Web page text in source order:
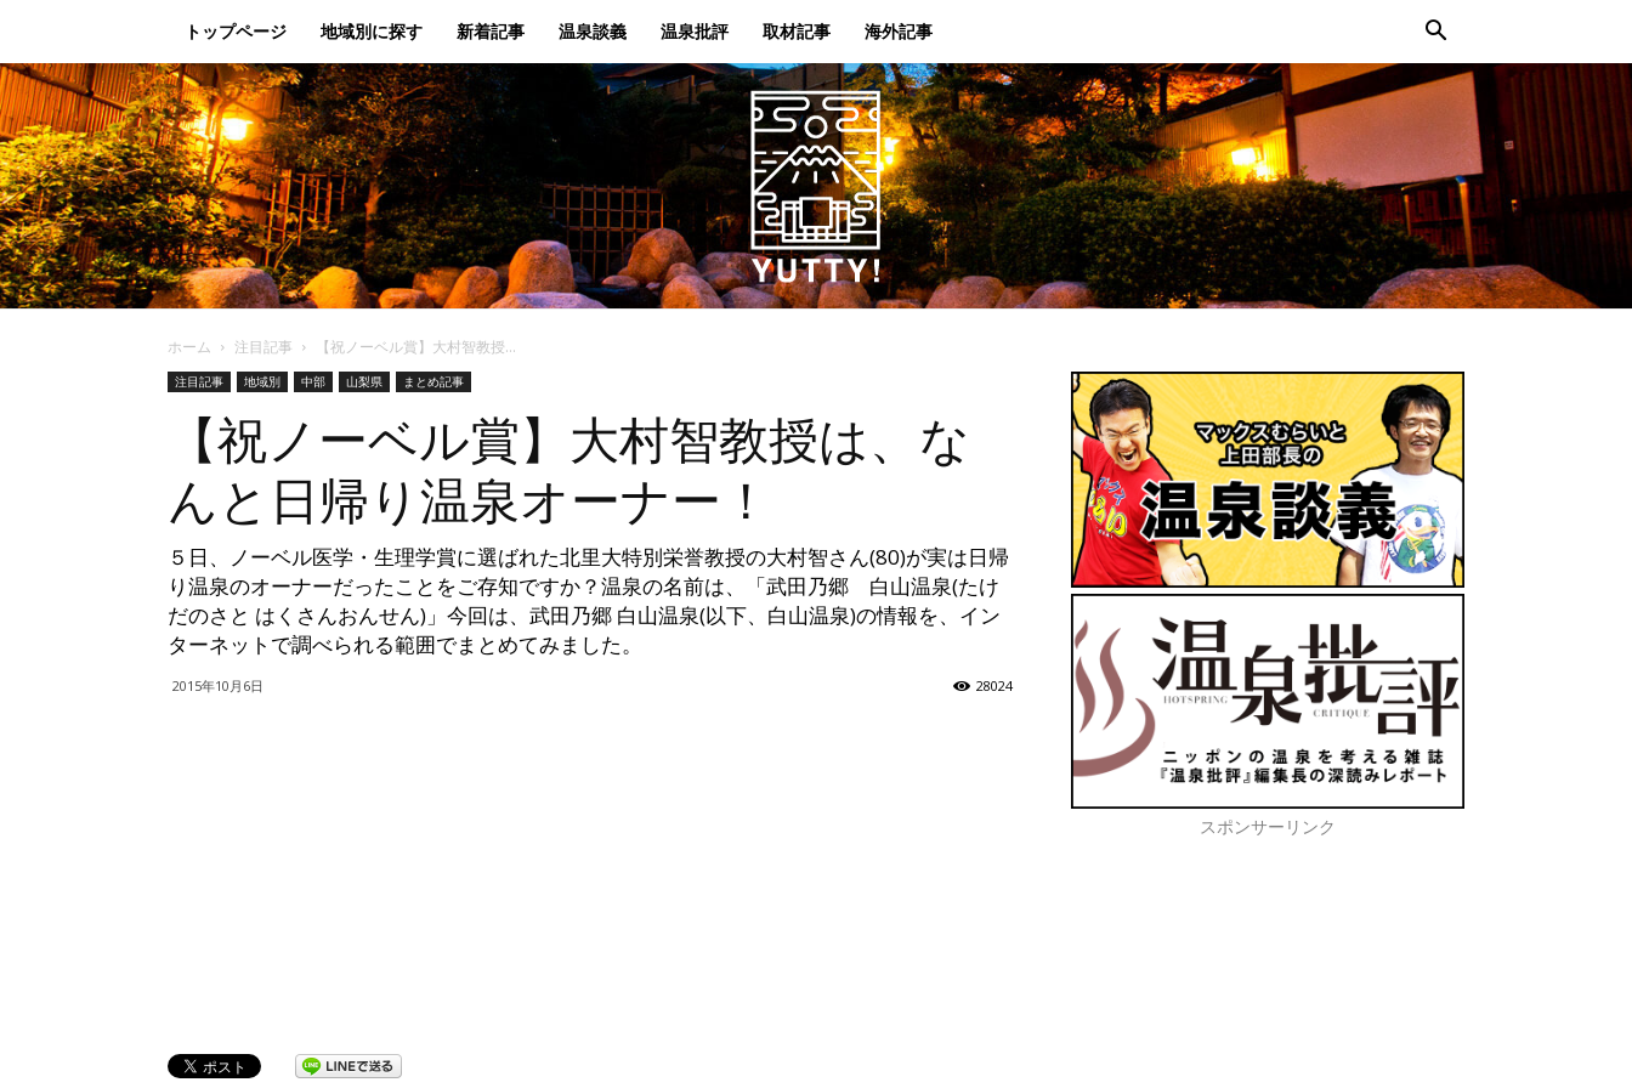
トップページ 地域別に探す 新着記事 温泉談義 温泉批評 取材記事 海外記事
【ユ
ホーム 注目記事 【祝ノーベル賞】大村智教授...
注目記事 地域別 中部 山梨県 まとめ記事
【祝ノーベル賞】大村智教授は、な
んと日帰り温泉オーナー！
５日、ノーベル医学・生理学賞に選ばれた北里大特別栄誉教授の大村智さん(80)が実は日帰
り温泉のオーナーだったことをご存知ですか？温泉の名前は、「武田乃郷 白山温泉(たけ
だのさと はくさんおんせん)」今回は、武田乃郷 白山温泉(以下、白山温泉)の情報を、イン
ターネットで調べられる範囲でまとめてみました。
2015年10月6日 28024
スポンサーリンク